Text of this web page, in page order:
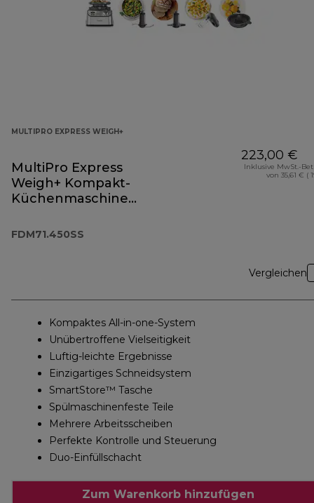
MULTIPRO EXPRESS WEIGH+
MultiPro Express
Weigh+ Kompakt-
Küchenmaschine
FDM71.450SS
223,00 €
Inklusive MwSt.-
von 35,61 € (
Vergleichen
Kompaktes All-in-one-System
Unübertroffene Vielseitigkeit
Luftig-leichte Ergebnisse
Einzigartiges Schneidsystem
SmartStore™ Tasche
Spülmaschinenfeste Teile
Mehrere Arbeitsscheiben
Perfekte Kontrolle und Steuerung
Duo-Einfüllschacht
Zum Warenkorb hinzufügen